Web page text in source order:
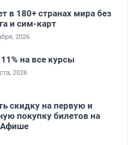
в 180+ странах мира без
и сим-карт
2026
на все курсы
2026
скидку на первую и
покупку билетов на